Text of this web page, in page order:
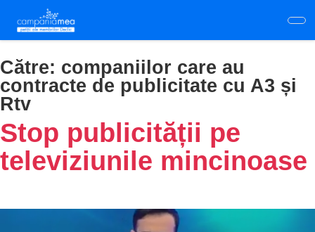
main
content
Către: companiilor care au
contracte de publicitate cu A3 și
Rtv
Stop publicității pe
televiziunile mincinoase